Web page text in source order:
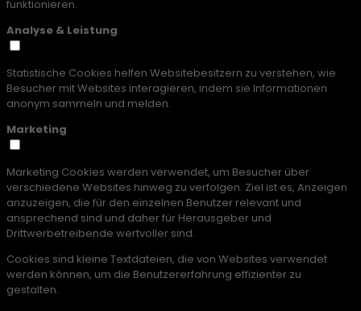
funktionieren.
Analyse & Leistung
Statistische Cookies helfen Websitebesitzern zu verstehen, wie
Besucher mit Websites interagieren, indem sie Informationen
anonym sammeln und melden.
Marketing
Marketing Cookies werden verwendet, um Besucher über
verschiedene Websites hinweg zu verfolgen. Ziel ist es, Anzeigen
anzuzeigen, die für den einzelnen Benutzer relevant und
ansprechend sind und daher für Herausgeber und
Drittwerbetreibende wertvoller sind.
Cookies sind kleine Textdateien, die von Websites verwendet
werden können, um die Benutzererfahrung effizienter zu
gestalten.